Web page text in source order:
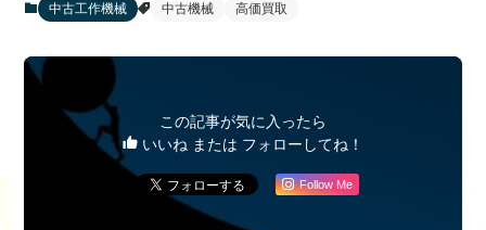
中古工作機械 中古機械 高価買取
この記事が気に入ったら
いいね または フォローしてね！
Follow Me